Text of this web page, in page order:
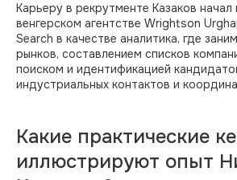
Карьеру в рекрутменте Казаков
венгерском агентстве Wrightson
Search в качестве аналитика, где
рынков, составлением списков
поиском и идентификацией
индустриальных контактов и
Какие практические
иллюстрируют опыт